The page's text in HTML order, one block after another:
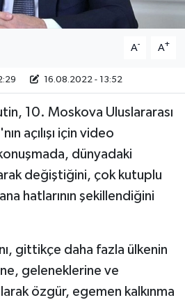
A- A+
16.08.2022 - 13:52
10. Moskova Uluslararası
açılışı için video
dünyadaki
değiştiğini, çok kutuplu
hatlarının şekillendiğini
gittikçe daha fazla ülkenin
geleneklerine ve
özgür, egemen kalkınma